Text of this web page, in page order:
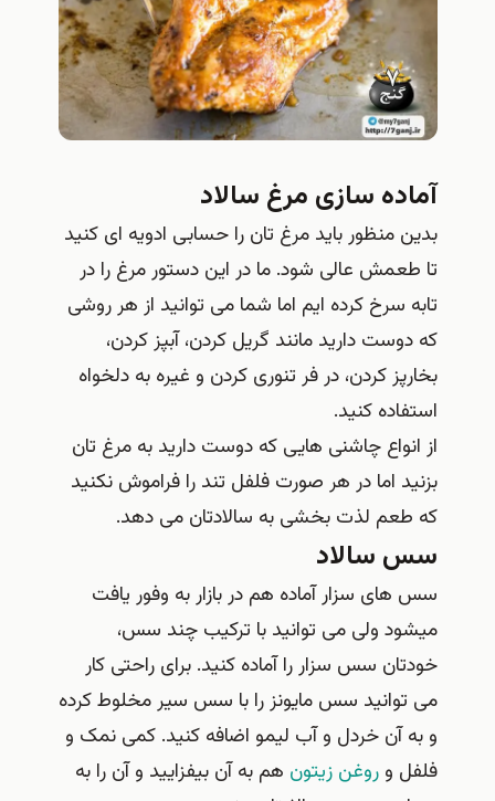
آماده سازی مرغ سالاد
بدین منظور باید مرغ تان را حسابی ادویه ای کنید
تا طعمش عالی شود. ما در این دستور مرغ را در
تابه سرخ کرده ایم اما شما می توانید از هر روشی
که دوست دارید مانند گریل کردن، آبپز کردن،
بخارپز کردن، در فر تنوری کردن و غیره به دلخواه
استفاده کنید.
از انواع چاشنی هایی که دوست دارید به مرغ تان
بزنید اما در هر صورت فلفل تند را فراموش نکنید
که طعم لذت بخشی به سالادتان می دهد.
سس سالاد
سس های سزار آماده هم در بازار به وفور یافت
میشود ولی می توانید با ترکیب چند سس،
خودتان سس سزار را آماده کنید. برای راحتی کار
می توانید سس مایونز را با سس سیر مخلوط کرده
و به آن خردل و آب لیمو اضافه کنید. کمی نمک و
فلفل وروغن زیتون هم به آن بیفزایید و آن را به